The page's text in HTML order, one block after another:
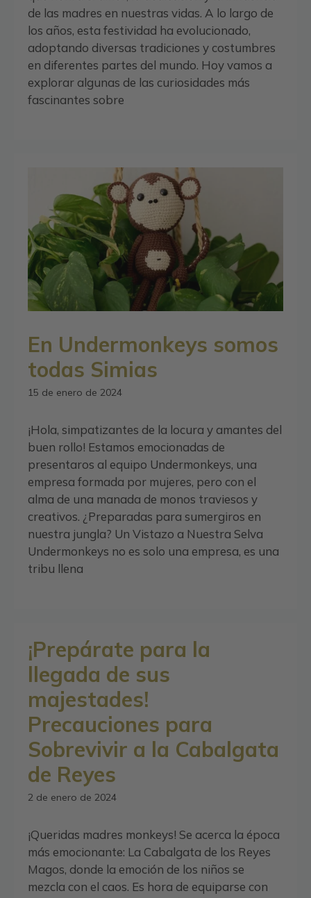
de las madres en nuestras vidas. A lo largo de
los años, esta festividad ha evolucionado,
adoptando diversas tradiciones y costumbres
en diferentes partes del mundo. Hoy vamos a
explorar algunas de las curiosidades más
fascinantes sobre
En Undermonkeys somos
todas Simias
15 de enero de 2024
¡Hola, simpatizantes de la locura y amantes del
buen rollo! Estamos emocionadas de
presentaros al equipo Undermonkeys, una
empresa formada por mujeres, pero con el
alma de una manada de monos traviesos y
creativos. ¿Preparadas para sumergiros en
nuestra jungla? Un Vistazo a Nuestra Selva
Undermonkeys no es solo una empresa, es una
tribu llena
¡Prepárate para la
llegada de sus
majestades!
Precauciones para
Sobrevivir a la Cabalgata
de Reyes
2 de enero de 2024
¡Queridas madres monkeys! Se acerca la época
más emocionante: La Cabalgata de los Reyes
Magos, donde la emoción de los niños se
mezcla con el caos. Es hora de equiparse con